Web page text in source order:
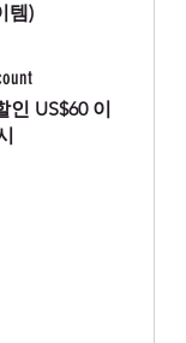
템)
인 US$60 이